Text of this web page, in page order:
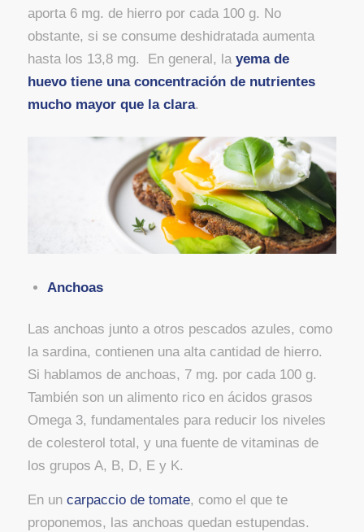
aporta 6 mg. de hierro por cada 100 g. No
obstante, si se consume deshidratada aumenta
hasta los 13,8 mg. En general, la yema de
huevo tiene una concentración de nutrientes
mucho mayor que la clara.
Anchoas
Las anchoas junto a otros pescados azules, como
la sardina, contienen una alta cantidad de hierro.
Si hablamos de anchoas, 7 mg. por cada 100 g.
También son un alimento rico en ácidos grasos
Omega 3, fundamentales para reducir los niveles
de colesterol total, y una fuente de vitaminas de
los grupos A, B, D, E y K.
En un carpaccio de tomate, como el que te
proponemos, las anchoas quedan estupendas.